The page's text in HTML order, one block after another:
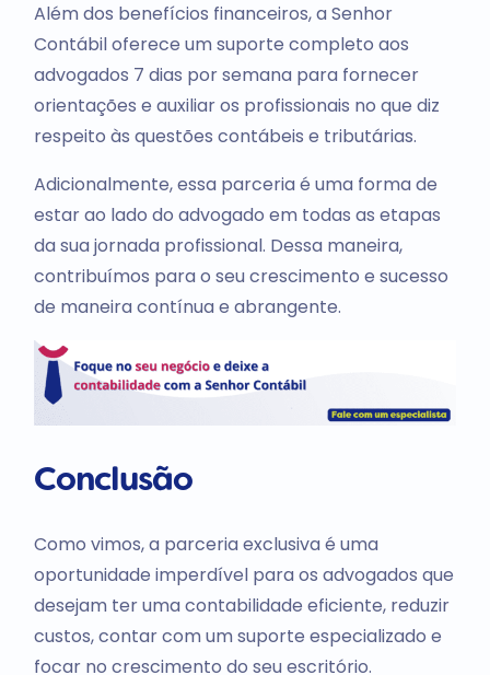
Além dos benefícios financeiros, a Senhor
Contábil oferece um suporte completo aos
advogados 7 dias por semana para fornecer
orientações e auxiliar os profissionais no que diz
respeito às questões contábeis e tributárias.
Adicionalmente, essa parceria é uma forma de
estar ao lado do advogado em todas as etapas
da sua jornada profissional. Dessa maneira,
contribuímos para o seu crescimento e sucesso
de maneira contínua e abrangente.
Conclusão
Como vimos, a parceria exclusiva é uma
oportunidade imperdível para os advogados que
desejam ter uma contabilidade eficiente, reduzir
custos, contar com um suporte especializado e
focar no crescimento do seu escritório.